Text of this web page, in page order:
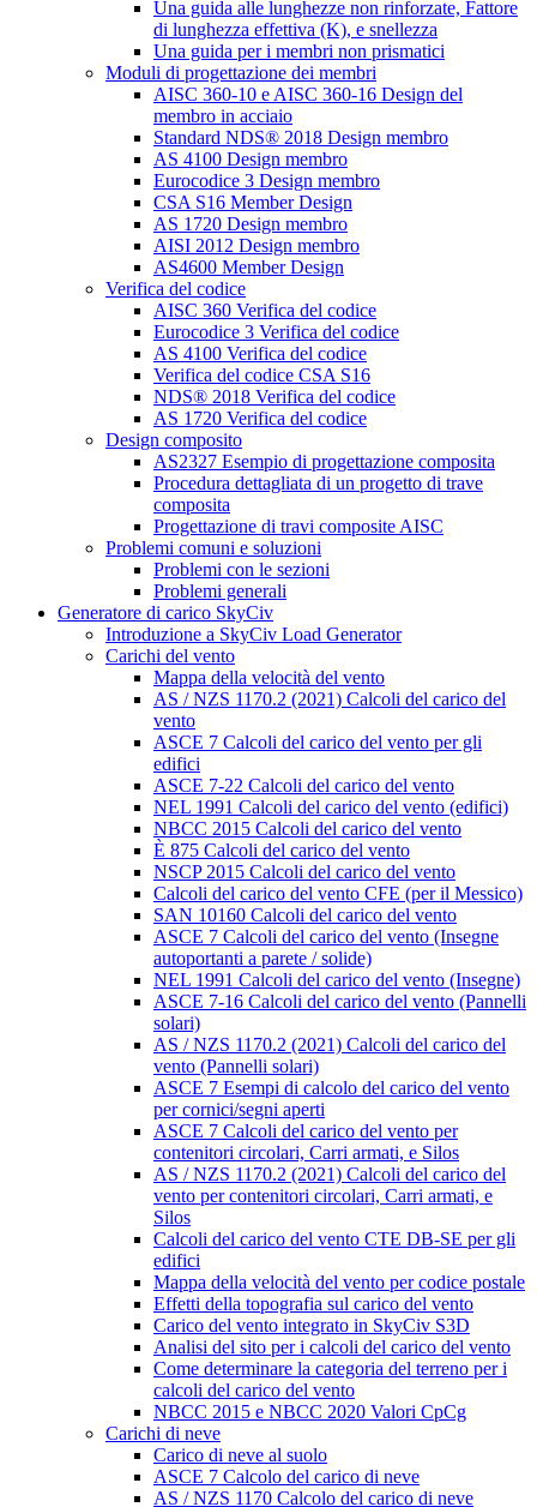
Una guida alle lunghezze non rinforzate, Fattore
di lunghezza effettiva (K), e snellezza
Una guida per i membri non prismatici
Moduli di progettazione dei membri
AISC 360-10 e AISC 360-16 Design del
membro in acciaio
Standard NDS® 2018 Design membro
AS 4100 Design membro
Eurocodice 3 Design membro
CSA S16 Member Design
AS 1720 Design membro
AISI 2012 Design membro
AS4600 Member Design
Verifica del codice
AISC 360 Verifica del codice
Eurocodice 3 Verifica del codice
AS 4100 Verifica del codice
Verifica del codice CSA S16
NDS® 2018 Verifica del codice
AS 1720 Verifica del codice
Design composito
AS2327 Esempio di progettazione composita
Procedura dettagliata di un progetto di trave
composita
Progettazione di travi composite AISC
Problemi comuni e soluzioni
Problemi con le sezioni
Problemi generali
Generatore di carico SkyCiv
Introduzione a SkyCiv Load Generator
Carichi del vento
Mappa della velocità del vento
AS / NZS 1170.2 (2021) Calcoli del carico del
vento
ASCE 7 Calcoli del carico del vento per gli
edifici
ASCE 7-22 Calcoli del carico del vento
NEL 1991 Calcoli del carico del vento (edifici)
NBCC 2015 Calcoli del carico del vento
È 875 Calcoli del carico del vento
NSCP 2015 Calcoli del carico del vento
Calcoli del carico del vento CFE (per il Messico)
SAN 10160 Calcoli del carico del vento
ASCE 7 Calcoli del carico del vento (Insegne
autoportanti a parete / solide)
NEL 1991 Calcoli del carico del vento (Insegne)
ASCE 7-16 Calcoli del carico del vento (Pannelli
solari)
AS / NZS 1170.2 (2021) Calcoli del carico del
vento (Pannelli solari)
ASCE 7 Esempi di calcolo del carico del vento
per cornici/segni aperti
ASCE 7 Calcoli del carico del vento per
contenitori circolari, Carri armati, e Silos
AS / NZS 1170.2 (2021) Calcoli del carico del
vento per contenitori circolari, Carri armati, e
Silos
Calcoli del carico del vento CTE DB-SE per gli
edifici
Mappa della velocità del vento per codice postale
Effetti della topografia sul carico del vento
Carico del vento integrato in SkyCiv S3D
Analisi del sito per i calcoli del carico del vento
Come determinare la categoria del terreno per i
calcoli del carico del vento
NBCC 2015 e NBCC 2020 Valori CpCg
Carichi di neve
Carico di neve al suolo
ASCE 7 Calcolo del carico di neve
AS / NZS 1170 Calcolo del carico di neve